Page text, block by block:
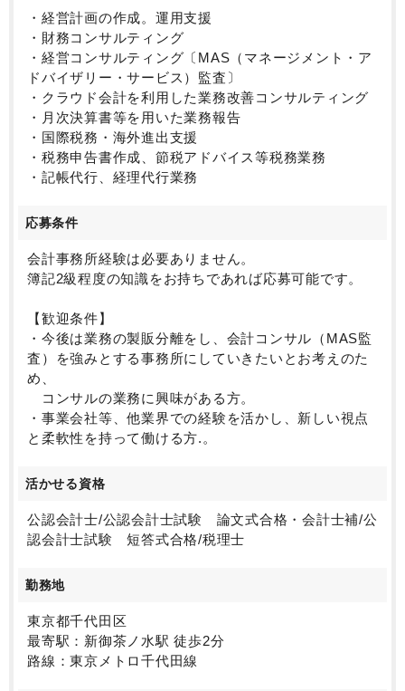
ク・ライフ・バランスの保てる事務所で、ぜひご活躍
ください！
・経営計画の作成。運用支援
・財務コンサルティング
・経営コンサルティング〔MAS（マネージメント・ア
ドバイザリー・サービス）監査〕
・クラウド会計を利用した業務改善コンサルティング
・月次決算書等を用いた業務報告
・国際税務・海外進出支援
・税務申告書作成、節税アドバイス等税務業務
・記帳代行、経理代行業務
応募条件
会計事務所経験は必要ありません。
簿記2級程度の知識をお持ちであれば応募可能です。
【歓迎条件】
・今後は業務の製販分離をし、会計コンサル（MAS監
査）を強みとする事務所にしていきたいとお考えのた
め、
コンサルの業務に興味がある方。
・事業会社等、他業界での経験を活かし、新しい視点
と柔軟性を持って働ける方.。
活かせる資格
公認会計士/公認会計士試験 論文式合格・会計士補/公
認会計士試験 短答式合格/税理士
勤務地
東京都千代田区
最寄駅：新御茶ノ水駅 徒歩2分
路線：東京メトロ千代田線